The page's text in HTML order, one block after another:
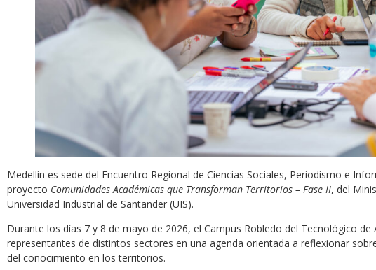
Medellín es sede del Encuentro Regional de Ciencias Sociales, Periodismo e
proyecto Comunidades Académicas que Transforman Territorios – Fase II, del
Universidad Industrial de Santander (UIS).
Durante los días 7 y 8 de mayo de 2026, el Campus Robledo del Tecnológico
representantes de distintos sectores en una agenda orientada a reflexionar
del conocimiento en los territorios.